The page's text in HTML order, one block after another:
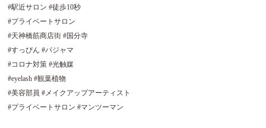
#駅近サロン #徒歩10秒
#プライベートサロン
#天神橋筋商店街 #国分寺
#すっぴん #パジャマ
#コロナ対策 #光触媒
#eyelash #観葉植物
#美容部員 #メイクアップアーティスト
#プライベートサロン #マンツーマン